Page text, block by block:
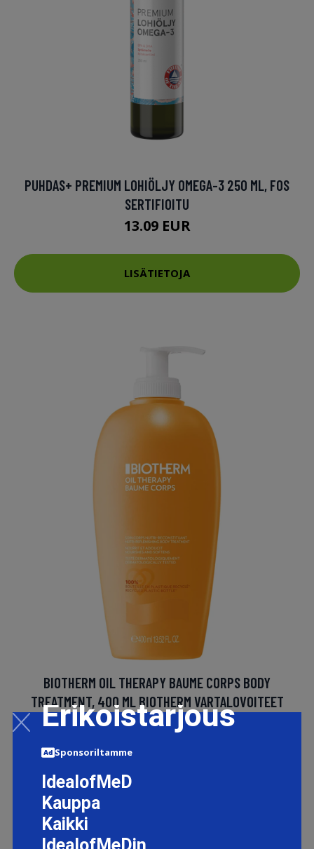
PUHDAS+ PREMIUM LOHIÖLJY OMEGA-3 250 ML, FOS
SERTIFIOITU
13.09 EUR
LISÄTIETOJA
BIOTHERM OIL THERAPY BAUME CORPS BODY
TREATMENT, 400 ML BIOTHERM VARTALOVOITEET
25.5 EUR
Erikoistarjous
Sponsoriltamme
IdealofMeD
Kauppa
Kaikki
IdealofMeDin